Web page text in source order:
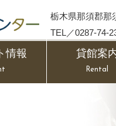
栃木県那須郡那
TEL／0287-74-
情報 貸館案
Rental